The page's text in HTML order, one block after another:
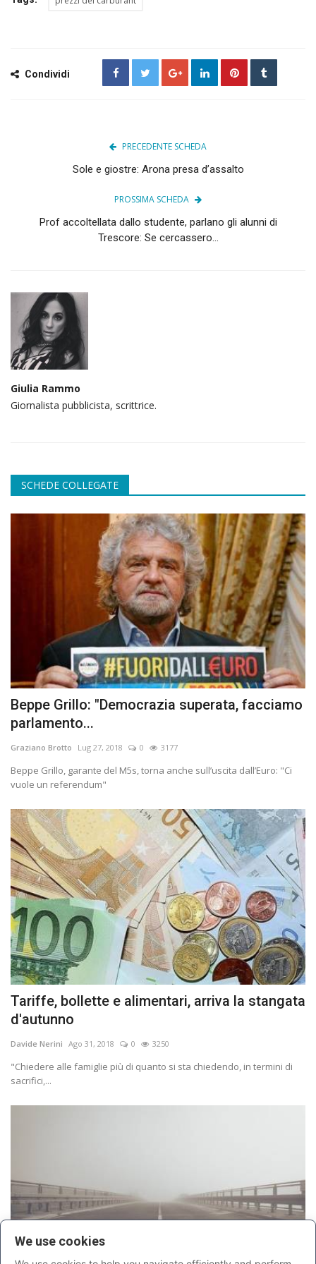
Condividi
PRECEDENTE SCHEDA
Sole e giostre: Arona presa d’assalto
PROSSIMA SCHEDA
Prof accoltellata dallo studente, parlano gli alunni di
Trescore: Se cercassero...
Giulia Rammo
Giornalista pubblicista, scrittrice.
SCHEDE COLLEGATE
Beppe Grillo: "Democrazia superata, facciamo
parlamento...
Graziano Brotto Lug 27, 2018 0 3177
Beppe Grillo, garante del M5s, torna anche sullʼuscita dallʼEuro: "Ci
vuole un referendum"
Tariffe, bollette e alimentari, arriva la stangata
d'autunno
Davide Nerini Ago 31, 2018 0 3250
"Chiedere alle famiglie più di quanto si sta chiedendo, in termini di
sacrifici,...
We use cookies